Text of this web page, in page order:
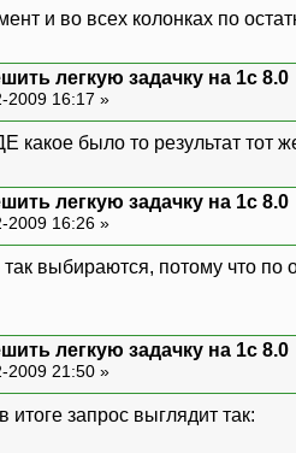
и во всех колонках по
легкую задачку на 1с 8.0
2009 16:17 »
какое было то результат тот
легкую задачку на 1с 8.0
2009 16:26 »
выбираются, потому что
легкую задачку на 1с 8.0
2009 21:50 »
итоге запрос выглядит так: